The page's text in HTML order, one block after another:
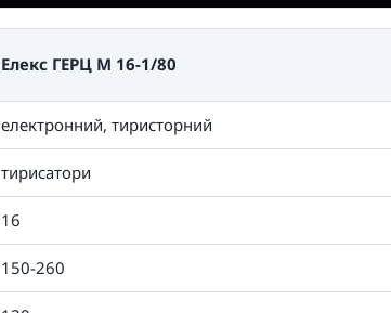
Елекс ГЕРЦ М 16-1/80
електронний, тиристорний
тирисатори
16
150-260